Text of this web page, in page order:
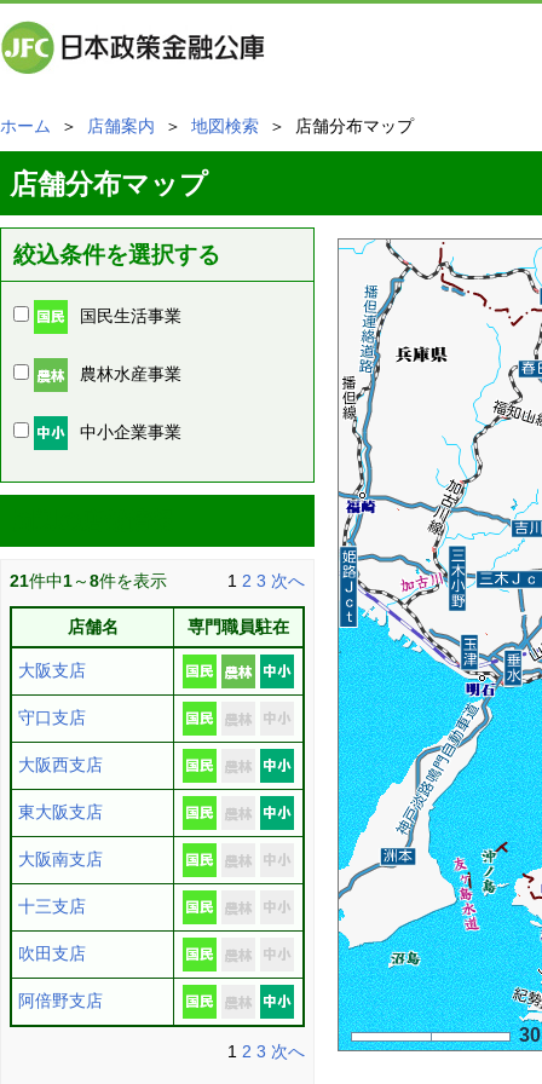
ホーム ＞ 店舗案内 ＞ 地図検索 ＞ 店舗分布マップ
店舗分布マップ
絞込条件を選択する
国民生活事業
農林水産事業
中小企業事業
21件中1～8件を表示 1 2 3 次へ
店舗名 専門職員駐在
大阪支店
守口支店
大阪西支店
東大阪支店
大阪南支店
十三支店
吹田支店
阿倍野支店
1 2 3 次へ